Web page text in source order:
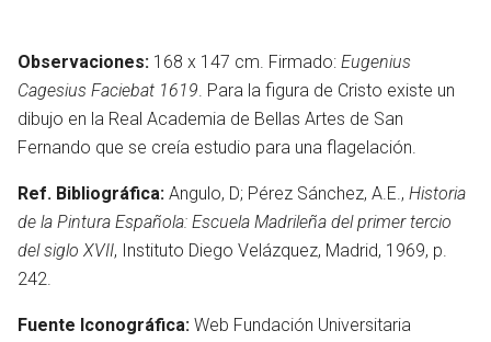
Observaciones: 168 x 147 cm. Firmado: Eugenius
Cagesius Faciebat 1619. Para la figura de Cristo existe un
dibujo en la Real Academia de Bellas Artes de San
Fernando que se creía estudio para una flagelación.
Ref. Bibliográfica: Angulo, D; Pérez Sánchez, A.E., Historia
de la Pintura Española: Escuela Madrileña del primer tercio
del siglo XVII, Instituto Diego Velázquez, Madrid, 1969, p.
242.
Fuente Iconográfica: Web Fundación Universitaria